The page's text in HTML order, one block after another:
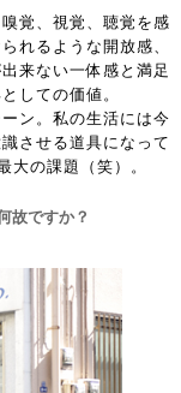
覚、視覚、聴覚を感
れるような開放感、
来ない一体感と満足
しての価値。
ン。私の生活には今
させる道具になって
の課題（笑）。
故ですか？